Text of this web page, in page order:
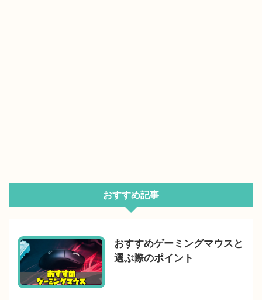
おすすめ記事
おすすめゲーミングマウスと
選ぶ際のポイント